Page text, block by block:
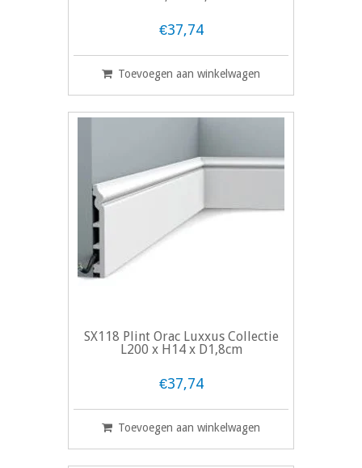
€37,74
Toevoegen aan winkelwagen
SX118 Plint Orac Luxxus Collectie
L200 x H14 x D1,8cm
€37,74
Toevoegen aan winkelwagen